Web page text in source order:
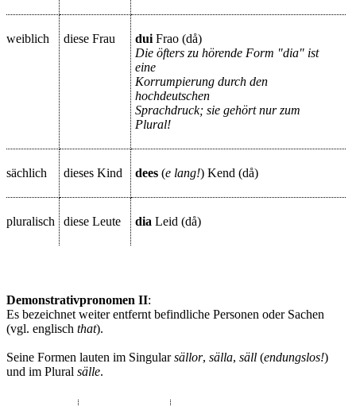
weiblich diese Frau dui Frao (då)
Die öfters zu hörende Form "dia" ist
eine
Korrumpierung durch den
hochdeutschen
Sprachdruck; sie gehört nur zum
Plural!
sächlich dieses Kind dees (e lang!) Kend (då)
pluralisch diese Leute dia Leid (då)
Demonstrativpronomen II:
Es bezeichnet weiter entfernt befindliche Personen oder Sachen
(vgl. englisch that).
Seine Formen lauten im Singularsällor, sälla, säll (endungslos!)
und im Plural sälle.